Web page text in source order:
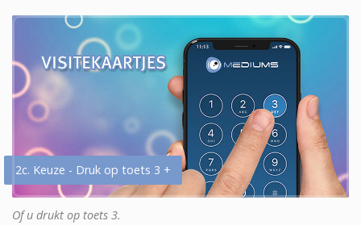
2c. Keuze - Druk op toets 3 +
Of u drukt op toets 3.